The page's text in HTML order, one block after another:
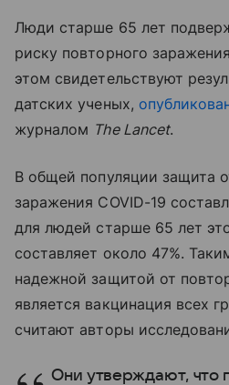
Люди старше 65 лет
риску повторного
этом свидетельствуют
датских ученых,
журналом The Lancet.
В общей популяции защита
заражения COVID-19
для людей старше 65 лет
составляет около 47%.
надежной защитой от
является вакцинация всех
считают авторы
Они утверждают, что